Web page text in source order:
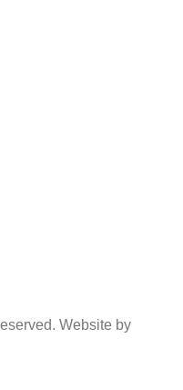
Website by